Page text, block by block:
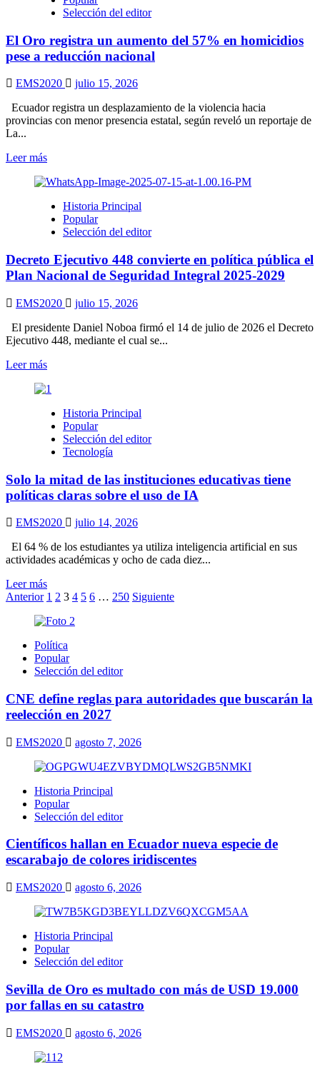
conservatorios
así
será
la
evaluación
de
admisión
2026
Selección del editor
El Oro registra un aumento del 57% en homicidios
pese a reducción nacional
EMS2020
julio 15, 2026
Ecuador registra un desplazamiento de la violencia hacia
provincias con menor presencia estatal, según reveló un reportaje de
La...
Leer másLeer
sobre
Oro
registra
un
del
57%
en
homicidios
pese
a
reducción
nacional
Historia Principal
Popular
Selección del editor
Decreto Ejecutivo 448 convierte en política pública el
Plan Nacional de Seguridad Integral 2025-2029
EMS2020
julio 15, 2026
El presidente Daniel Noboa firmó el 14 de julio de 2026 el Decreto
Ejecutivo 448, mediante el cual se...
Leer másLeer
sobre
Ejecutivo
448
convierte
en
pública
el
Plan
Nacional
de
Seguridad
Integral
2029
Historia Principal
Popular
Selección del editor
Tecnología
Solo la mitad de las instituciones educativas tiene
políticas claras sobre el uso de IA
EMS2020
julio 14, 2026
El 64 % de los estudiantes ya utiliza inteligencia artificial en sus
actividades académicas y ocho de cada diez...
Leer másLeer
más
Solo
mitad
de
las
educativas
tiene
políticas
claras
sobre
el
uso
de
IA
Paginación
entradas
Anterior 1 2 3 4 5 6 … 250 Siguiente
Política
Popular
Selección del editor
CNE define reglas para autoridades que buscarán la
reelección en 2027
EMS2020 agosto 7, 2026
Historia Principal
Popular
Selección del editor
Científicos hallan en Ecuador nueva especie de
escarabajo de colores iridiscentes
EMS2020 agosto 6, 2026
Historia Principal
Popular
Selección del editor
Sevilla de Oro es multado con más de USD 19.000
por fallas en su catastro
EMS2020 agosto 6, 2026